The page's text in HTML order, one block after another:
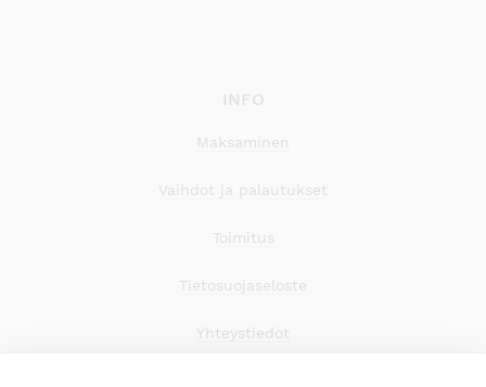
INFO
Maksaminen
Vaihdot ja palautukset
Toimitus
Tietosuojaseloste
Yhteystiedot